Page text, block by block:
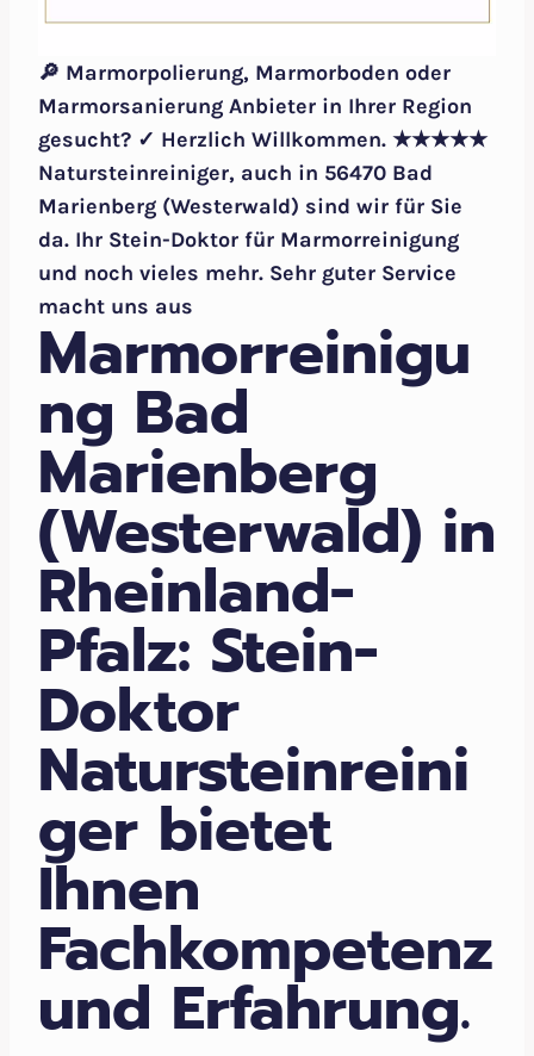
🔎 Marmorpolierung, Marmorboden oder
Marmorsanierung Anbieter in Ihrer Region
gesucht? ✓ Herzlich Willkommen. ★★★★★
Natursteinreiniger, auch in 56470 Bad
Marienberg (Westerwald) sind wir für Sie
da. Ihr Stein-Doktor für Marmorreinigung
und noch vieles mehr. Sehr guter Service
macht uns aus
Marmorreinigu
ng Bad
Marienberg
(Westerwald) in
Rheinland-
Pfalz: Stein-
Doktor
Natursteinreini
ger bietet
Ihnen
Fachkompetenz
und Erfahrung.